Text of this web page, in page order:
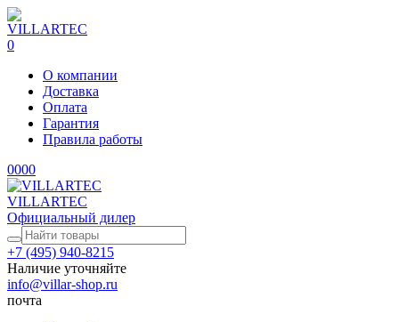
0
О компании
Доставка
Оплата
Гарантия
Правила работы
0000
VILLARTEC
Официальный дилер
+7 (495) 940-8215
Наличие уточняйте
info@villar-shop.ru
почта